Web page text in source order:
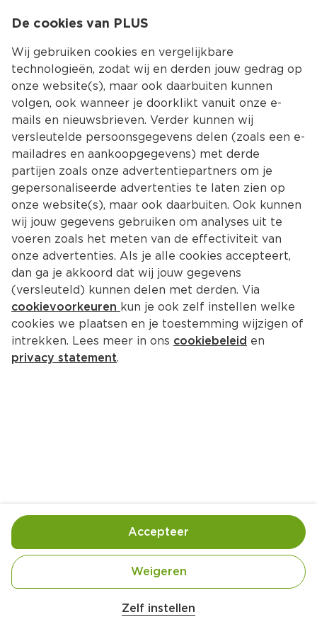
Kies jouw
Terug Producten
San Pellegrino Melograno arancia
Per Blik 330 ml  (per liter €4.09)
Handige informatie over dit product
Blik met statiegeld
De cookies van PLUS
Wij gebruiken cookies en vergelijkbare
technologieën, zodat wij en derden jouw gedrag op
onze website(s), maar ook daarbuiten kunnen
volgen, ook wanneer je doorklikt vanuit onze e-
mails en nieuwsbrieven. Verder kunnen wij
versleutelde persoonsgegevens delen (zoals een e-
mailadres en aankoopgegevens) met derde
partijen zoals onze advertentiepartners om je
gepersonaliseerde advertenties te laten zien op
onze website(s), maar ook daarbuiten. Ook kunnen
wij jouw gegevens gebruiken om analyses uit te
voeren zoals het meten van de effectiviteit van
onze advertenties. Als je alle cookies accepteert,
dan ga je akkoord dat wij jouw gegevens
(versleuteld) kunnen delen met derden. Via
cookievoorkeuren kun je ook zelf instellen welke
cookies we plaatsen en je toestemming wijzigen of
intrekken. Lees meer in ons cookiebeleid en
privacy statement.
Zelf instellen
Weigeren
Accepteer